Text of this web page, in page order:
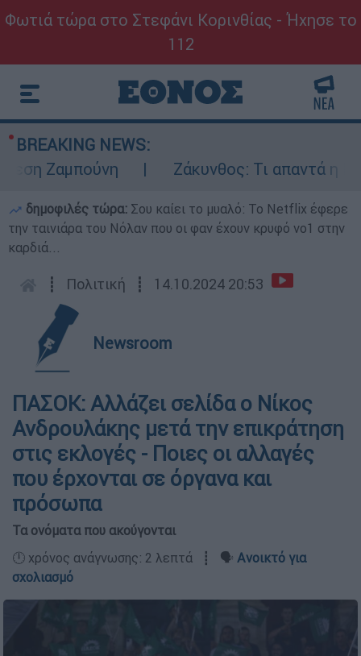
Φωτιά τώρα στο Στεφάνι Κορινθίας - Ήχησε το
112
BREAKING NEWS:
Ζαμπούνη
Ζάκυνθος: Τι απαντά η ΕΛΑΣ
δημοφιλές τώρα: Σου καίει το μυαλό: Το Netflix έφερε
την ταινιάρα του Νόλαν που οι φαν έχουν κρυφό νο1 στην
καρδιά...
┋ Πολιτική ┋ 14.10.2024 20:53
Newsroom
ΠΑΣΟΚ: Αλλάζει σελίδα ο Νίκος
Ανδρουλάκης μετά την επικράτηση
στις εκλογές - Ποιες οι αλλαγές
που έρχονται σε όργανα και
πρόσωπα
Τα ονόματα που ακούγονται
🕛 χρόνος ανάγνωσης: 2 λεπτά ┋ 🗣️ Ανοικτό για
σχολιασμό